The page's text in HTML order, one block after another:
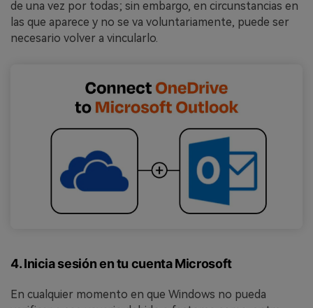
de una vez por todas; sin embargo, en circunstancias en
las que aparece y no se va voluntariamente, puede ser
necesario volver a vincularlo.
4. Inicia sesión en tu cuenta Microsoft
En cualquier momento en que Windows no pueda